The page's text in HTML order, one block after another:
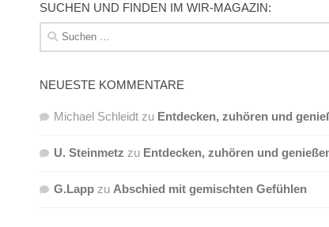
SUCHEN UND FINDEN IM WIR-MAGAZIN:
Suchen
nach:
NEUESTE KOMMENTARE
Michael Schleidt zu Entdecken, zuhören und
U. Steinmetz zu Entdecken, zuhören und
G.Lapp zu Abschied mit gemischten Gefühlen